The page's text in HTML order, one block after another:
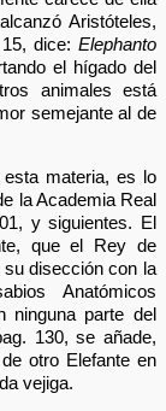
Aristóteles,
dice: Elephanto
el hígado del
animales está
semejante al de
materia, es lo
la Academia Real
y siguientes. El
que el Rey de
disección con la
Anatómicos
ninguna parte del
130, se añade,
otro Elefante en
vejiga.